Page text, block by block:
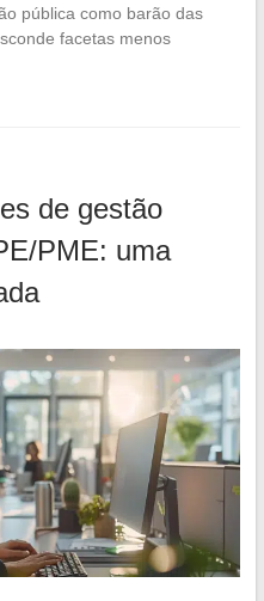
pública como barão das
facetas menos
de gestão
PME: uma